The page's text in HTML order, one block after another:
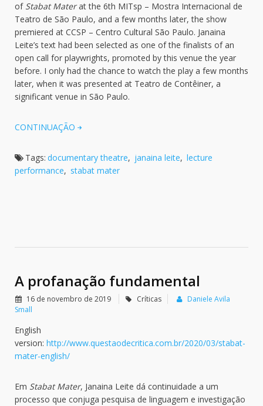
of Stabat Materat the 6th MITsp – Mostra Internacional de
Teatro de São Paulo, and a few months later, the show
premiered at CCSP – Centro Cultural São Paulo. Janaina
Leite’s text had been selected as one of the finalists of an
open call for playwrights, promoted by this venue the year
before. I only had the chance to watch the play a few months
later, when it was presented at Teatro de Contêiner, a
significant venue in São Paulo.
CONTINUAÇÃO
Tags: documentary theatre, janaina leite, lecture
performance, stabat mater
A profanação fundamental
16 de novembro de 2019 Críticas
Daniele Avila
Small
English
version: http://www.questaodecritica.com.br/2020/03/stabat-
mater-english/
Em Stabat Mater, Janaina Leite dá continuidade a um
processo que conjuga pesquisa de linguagem e investigação